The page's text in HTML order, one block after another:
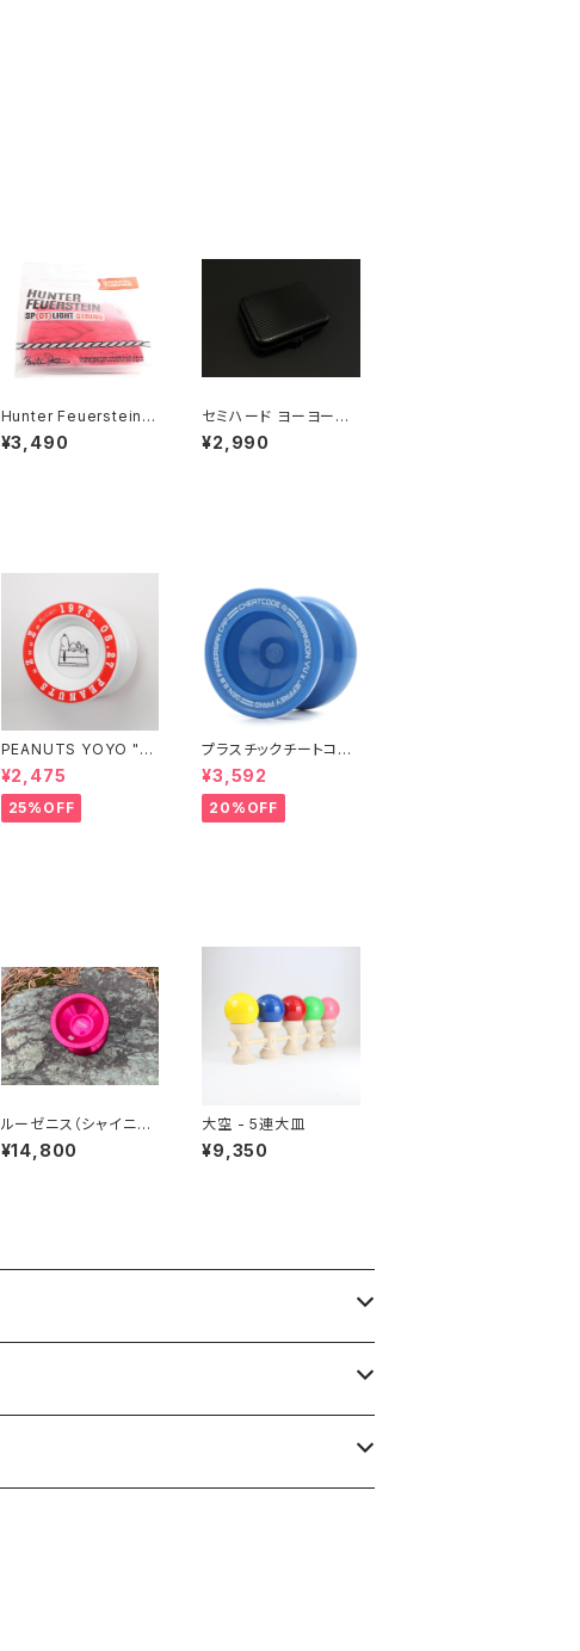
Hunter Feuerstein
シグネチャーストリング
（ピンク） x 100
¥3,490
セミハード ヨーヨーケ
ース / ロゴなし（ヨーヨ
ー6個用）
¥2,990
PEANUTS YOYO "ス
リーパー"
¥2,475
25%OFF
プラスチックチートコー
ド（ブルー）
¥3,592
20%OFF
ルーゼニス（シャイニー
ホットピンク）
¥14,800
大空 - 5連大皿
¥9,350